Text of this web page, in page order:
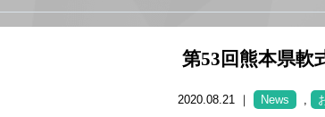
第53回熊本県軟
2020.08.21 ｜ News